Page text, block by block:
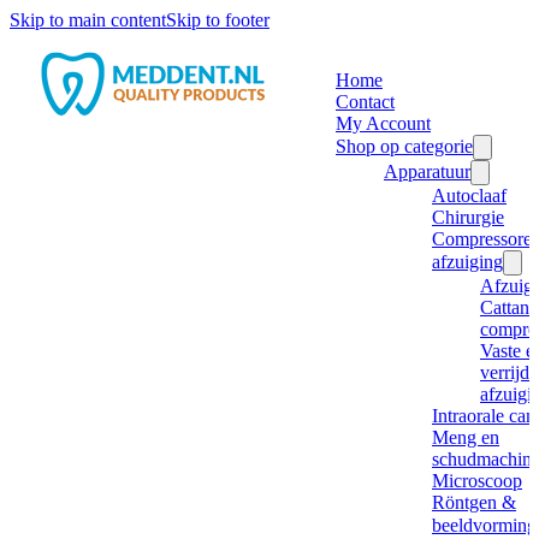
Skip to main contentSkip to footer
Home
Contact
My Account
Shop op categorie
Apparatuur
Autoclaaf
Chirurgie
afzuiging
Cattani
Vaste
Intraorale
Meng en
Microscoop
Röntgen &
beeldvorming